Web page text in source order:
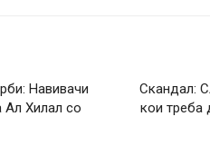
Навивачи
Ал Хилал со
Скандал:
кои треба